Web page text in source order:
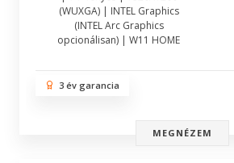
(WUXGA) | INTEL Graphics
(INTEL Arc Graphics
opcionálisan) | W11 HOME
3 év garancia
MEGNÉZEM